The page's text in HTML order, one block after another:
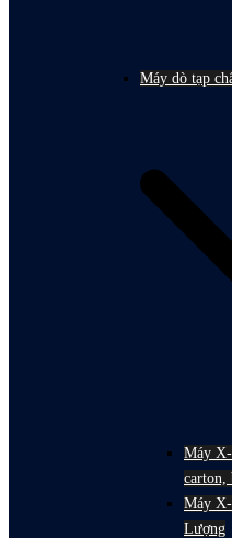
Máy dò tạp
Máy
carton,
Máy
Lượng